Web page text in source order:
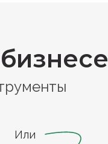
Или